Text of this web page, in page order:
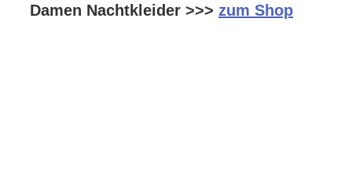
Damen Nachtkleider >>> zum Shop